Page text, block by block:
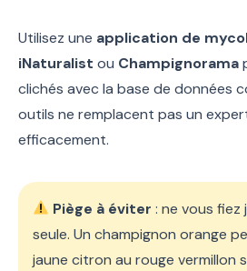
Utilisez une application de
iNaturalist ou Champignorama
clichés avec la base de données
outils ne remplacent pas un
efficacement.
Piège à éviter : ne vous fiez
seule. Un champignon orange
jaune citron au rouge vermillon